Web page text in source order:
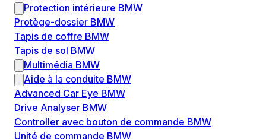
Protection intérieure BMW
Protège-dossier BMW
Tapis de coffre BMW
Tapis de sol BMW
Multimédia BMW
Aide à la conduite BMW
Advanced Car Eye BMW
Drive Analyser BMW
Controller avec bouton de commande BMW
Unité de commande BMW